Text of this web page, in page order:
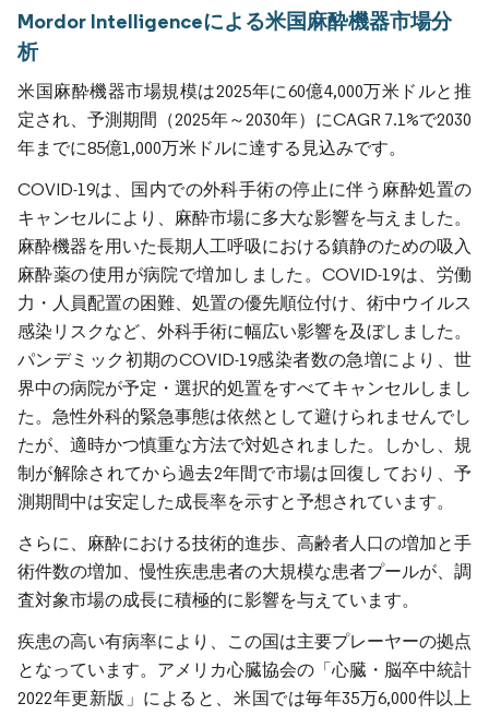
Mordor Intelligenceによる米国麻酔機器市場分
析
米国麻酔機器市場規模は2025年に60億4,000万米ドルと推
定され、予測期間（2025年～2030年）にCAGR 7.1%で2030
年までに85億1,000万米ドルに達する見込みです。
COVID-19は、国内での外科手術の停止に伴う麻酔処置の
キャンセルにより、麻酔市場に多大な影響を与えました。
麻酔機器を用いた長期人工呼吸における鎮静のための吸入
麻酔薬の使用が病院で増加しました。COVID-19は、労働
力・人員配置の困難、処置の優先順位付け、術中ウイルス
感染リスクなど、外科手術に幅広い影響を及ぼしました。
パンデミック初期のCOVID-19感染者数の急増により、世
界中の病院が予定・選択的処置をすべてキャンセルしまし
た。急性外科的緊急事態は依然として避けられませんでし
たが、適時かつ慎重な方法で対処されました。しかし、規
制が解除されてから過去2年間で市場は回復しており、予
測期間中は安定した成長率を示すと予想されています。
さらに、麻酔における技術的進歩、高齢者人口の増加と手
術件数の増加、慢性疾患患者の大規模な患者プールが、調
査対象市場の成長に積極的に影響を与えています。
疾患の高い有病率により、この国は主要プレーヤーの拠点
となっています。アメリカ心臓協会の「心臓・脳卒中統計
2022年更新版」によると、米国では毎年35万6,000件以上